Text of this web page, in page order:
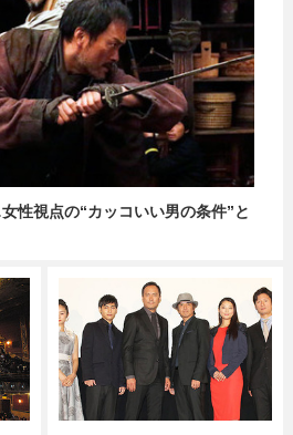
性視点の“カッコいい男の条件”と